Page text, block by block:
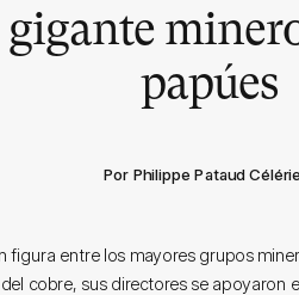
papúes
Por Philippe Pataud
figura entre los mayores grupos
cobre, sus directores se apoyaron